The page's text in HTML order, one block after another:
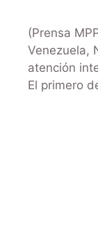
(Prensa
Venezuela,
atención
El primero